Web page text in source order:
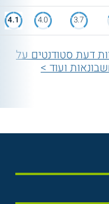
3.7
4.0
4.1
הסקר המלא על 11 חוות דעת סטודנטים על
ועוד >